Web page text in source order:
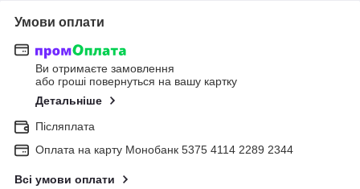
Умови оплати
Ви отримаєте замовлення
або гроші повернуться на вашу картку
Детальніше
Післяплата
Оплата на карту Монобанк 5375 4114 2289 2344
Всі умови оплати